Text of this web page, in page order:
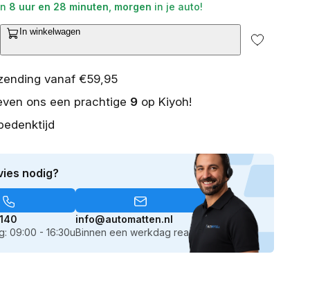
van
in
8 uur en 28 minuten morgen in je auto!
In winkelwagen
vanaf €59,95
ons een prachtige 9 op Kiyoh!
nodig?
09:00 - 16:30u
info@automatten.nl
Binnen een werkdag reactie